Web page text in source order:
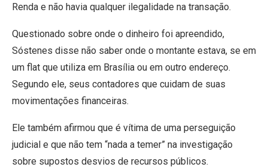
Renda e não havia qualquer ilegalidade na transação.
Questionado sobre onde o dinheiro foi apreendido,
Sóstenes disse não saber onde o montante estava, se em
um flat que utiliza em Brasília ou em outro endereço.
Segundo ele, seus contadores que cuidam de suas
movimentações financeiras.
Ele também afirmou que é vítima de uma perseguição
judicial e que não tem “nada a temer” na investigação
sobre supostos desvios de recursos públicos.